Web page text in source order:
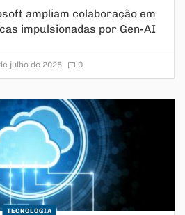
ampliam colaboração em
impulsionadas por Gen-AI
julho de 2025 0
TECNOLOGIA